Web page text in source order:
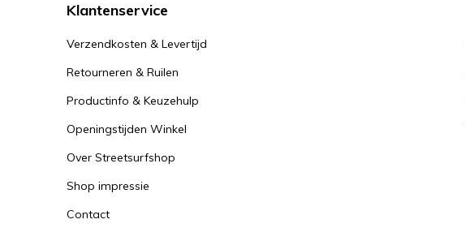
Klantenservice
Verzendkosten & Levertijd
Retourneren & Ruilen
Productinfo & Keuzehulp
Openingstijden Winkel
Over Streetsurfshop
Shop impressie
Contact